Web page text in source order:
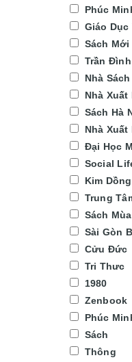
Phúc
Giáo Dục
Sách Mới
Trần
Nhà
Nhà Xuất
Sách Hà
Nhà Xuất
Đại Học
Social
Kim Dồng
Trung
Sách
Sài Gòn
Cửu Đức
Tri Thưc
1980
Zenbook
Phúc
Sách
Thông